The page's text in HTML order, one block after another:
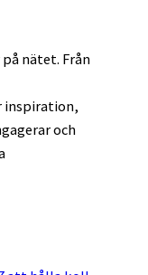
nätet. Från
inspiration,
och